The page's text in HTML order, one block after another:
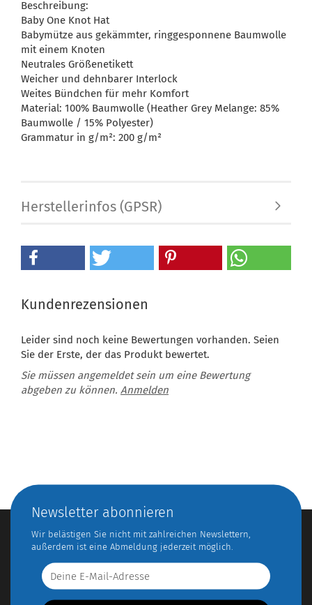
Beschreibung:
Baby One Knot Hat
Babymütze aus gekämmter, ringgesponnene Baumwolle
mit einem Knoten
Neutrales Größenetikett
Weicher und dehnbarer Interlock
Weites Bündchen für mehr Komfort
Material: 100% Baumwolle (Heather Grey Melange: 85%
Baumwolle / 15% Polyester)
Grammatur in g/m²: 200 g/m²
Herstellerinfos (GPSR)
Kundenrezensionen
Leider sind noch keine Bewertungen vorhanden. Seien
Sie der Erste, der das Produkt bewertet.
Sie müssen angemeldet sein um eine Bewertung
abgeben zu können. Anmelden
Newsletter abonnieren
Wir belästigen Sie nicht mit zahlreichen Newslettern,
außerdem ist eine Abmeldung jederzeit möglich.